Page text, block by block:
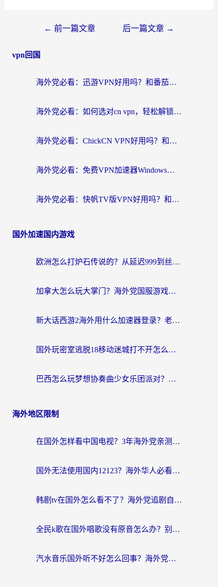
← 前一篇文章 后一篇文章 →
vpn回国
海外党必看：迅游VPN好用吗？和番茄加速器VPN对比哪个回国效果更好？
海外党必看：如何选对cn vpn，轻松解锁国内影音游戏？
海外党必看：ChickCN VPN好用吗？和星河VPN对比哪个回国效果更好？附真实体验+避坑指南
海外党必看：免费VPN加速器Windows版怎么选？附真实测评与无缝访问国内资源指南
海外党必看：快帆TV版VPN好用吗？和hi龟龟VPN对比哪个回国效果更好？附免费加速器选择指南
国外加速国内游戏
欧洲怎么打炉石传说的？从延迟999到丝滑上分，我找到了靠谱加速器
加拿大怎么玩大掌门？海外党国服游戏加速避坑指南（附实用工具推荐）
新大话西游2海外用什么加速器登录？老玩家亲测有效的国服游戏加速指南
国外玩密室逃脱18移动迷城打不开怎么办？海外玩家亲测有效的解决指南
巴西怎么玩梦想协奏曲少女乐团派对？海外党必看的国服游戏加速全攻略（附波兰天涯明月刀实用技巧）
海外地区限制
在国外怎样看中国电视？3年海外党亲测有效的追剧加速器指南
国外无法使用国内12123？海外华人必看：选对回国加速器，解决迪拜语音+12123访问难题
韩剧tv在国外怎么看不了？海外党追剧自由的终极解决方案来了
全民k歌在国外唱歌没有原音怎么办？别让地域限制毁了你的麦霸时刻
汽水音乐国外听不好怎么回事？海外党亲测有效的回国加速方案来了